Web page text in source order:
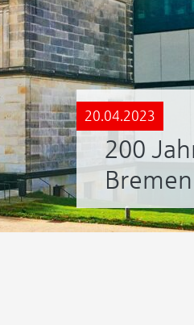
20.04.2023
200
Bremen